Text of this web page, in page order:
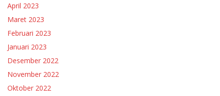
April 2023
Maret 2023
Februari 2023
Januari 2023
Desember 2022
November 2022
Oktober 2022